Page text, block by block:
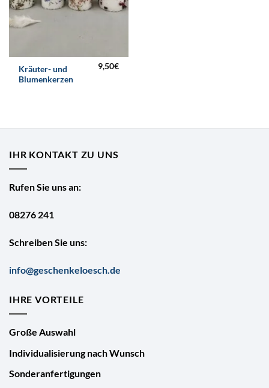
Kräuter- und
Blumenkerzen
9,50€
IHR KONTAKT ZU UNS
Rufen Sie uns an:
08276 241
Schreiben Sie uns:
info@geschenkeloesch.de
IHRE VORTEILE
Große Auswahl
Individualisierung nach Wunsch
Sonderanfertigungen